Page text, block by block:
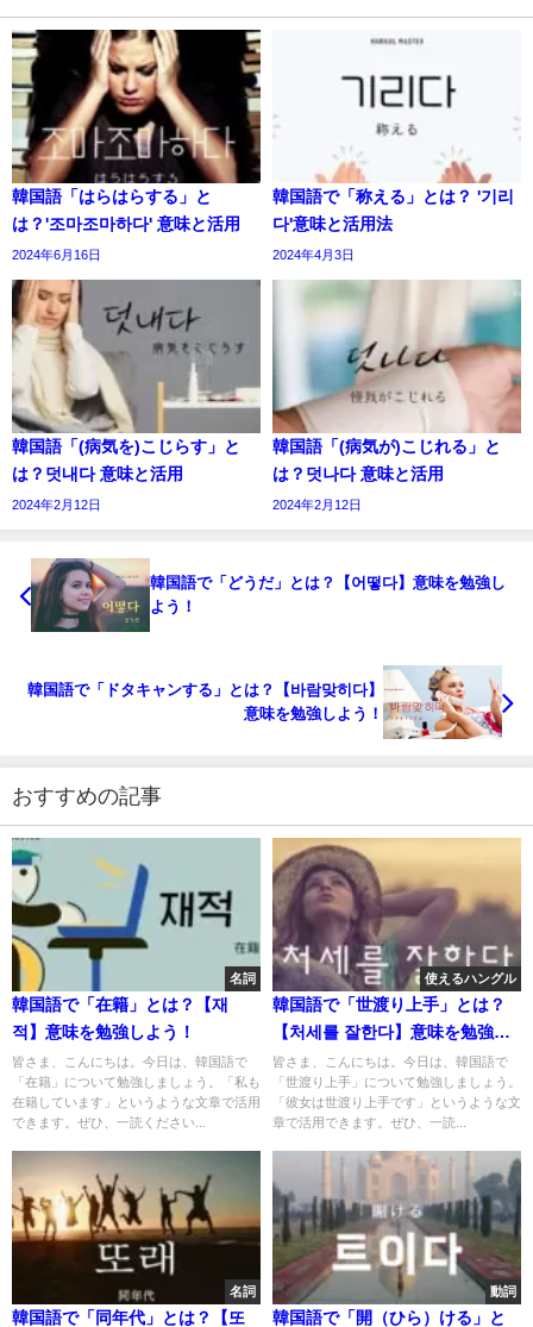
韓国語「はらはらする」と
は？'조마조마하다' 意味と活用
2024年6月16日
韓国語で「称える」とは？ '기리
다'意味と活用法
2024年4月3日
韓国語「(病気を)こじらす」と
は？덧내다 意味と活用
2024年2月12日
韓国語「(病気が)こじれる」と
は？덧나다 意味と活用
2024年2月12日
韓国語で「どうだ」とは？【어떻다】意味を勉強し
よう！
韓国語で「ドタキャンする」とは？【바람맞히다】
意味を勉強しよう！
おすすめの記事
名詞
韓国語で「在籍」とは？【재
적】意味を勉強しよう！
皆さま、こんにちは。今日は、韓国語で
「在籍」について勉強しましょう。「私も
在籍しています」というような文章で活用
できます。ぜひ、一読ください...
使えるハングル
韓国語で「世渡り上手」とは？
【처세를 잘한다】意味を勉強し
よう！
皆さま、こんにちは。今日は、韓国語で
「世渡り上手」について勉強しましょう。
「彼女は世渡り上手です」というような文
章で活用できます。ぜひ、一読...
名詞
韓国語で「同年代」とは？【또
動詞
韓国語で「開（ひら）ける」と